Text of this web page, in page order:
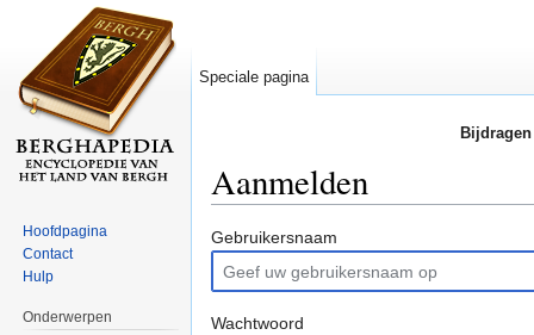
Aanmelden
Gebruikersnaam
Wachtwoord
Speciale pagina
Hoofdpagina
Contact
Hulp
Onderwerpen